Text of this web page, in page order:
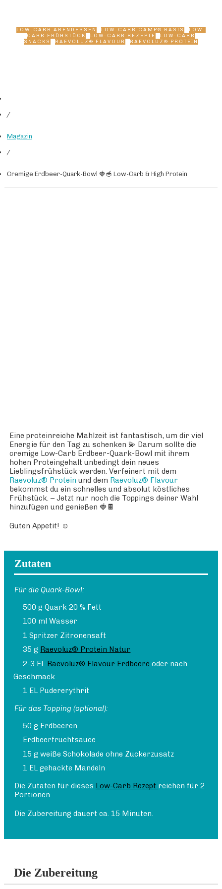
LOW-CARB ABENDESSEN LOW-CARB CAMP® BASIS
LOW-
CARB FRÜHSTÜCK
LOW-CARB REZEPTE
LOW-CARB
SNACKS
RAEVOLUZ® FLAVOUR RAEVOLUZ® PROTEIN
/
Magazin
/
Cremige Erdbeer-Quark-Bowl 🍓🥣 Low-Carb & High Protein
Eine proteinreiche Mahlzeit ist fantastisch, um dir viel
Energie für den Tag zu schenken 💫 Darum sollte die
cremige Low-Carb Erdbeer-Quark-Bowl mit ihrem
hohen Proteingehalt unbedingt dein neues
Lieblingsfrühstück werden. Verfeinert mit dem
Raevoluz® Protein und dem Raevoluz® Flavour
bekommst du ein schnelles und absolut köstliches
Frühstück. – Jetzt nur noch die Toppings deiner Wahl
hinzufügen und genießen 🍓🍫
Guten Appetit! ☺️
Zutaten
Für die Quark-Bowl:
500 g Quark 20 % Fett
100 ml Wasser
1 Spritzer Zitronensaft
35 g Raevoluz® Protein Natur
2-3 EL Raevoluz® Flavour Erdbeere oder nach
Geschmack
1 EL Pudererythrit
Für das Topping (optional):
50 g Erdbeeren
Erdbeerfruchtsauce
15 g weiße Schokolade ohne Zuckerzusatz
1 EL gehackte Mandeln
Die Zutaten für dieses Low-Carb Rezept reichen für 2
Portionen
Die Zubereitung dauert ca. 15 Minuten.
Die Zubereitung